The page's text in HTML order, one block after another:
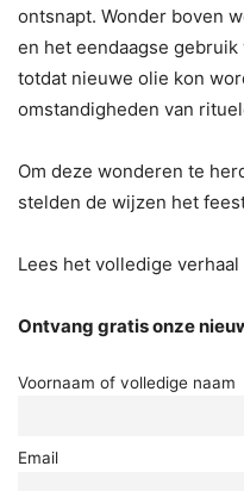
ontsnapt. Wonder boven
en het eendaagse
totdat nieuwe olie kon
omstandigheden van
Om deze wonderen te
stelden de wijzen het
Lees het volledige verhaal
Ontvang gratis onze
Voornaam of volledige naam
Email